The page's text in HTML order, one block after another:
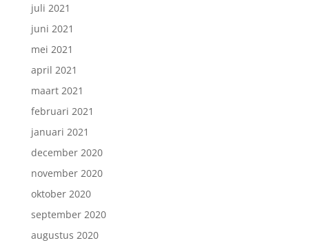
juli 2021
juni 2021
mei 2021
april 2021
maart 2021
februari 2021
januari 2021
december 2020
november 2020
oktober 2020
september 2020
augustus 2020